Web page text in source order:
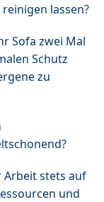
lassen?
Sofa zwei Mal
Schutz
zu
Arbeit stets auf
und